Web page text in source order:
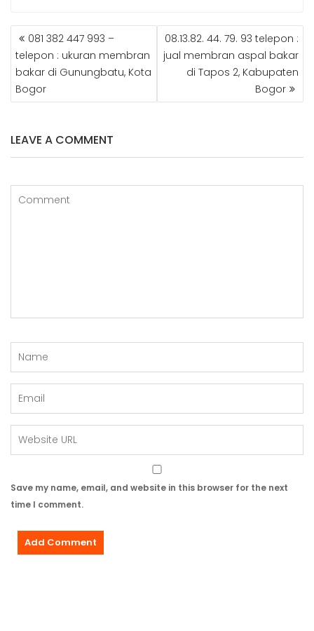
c
e
b
o
o
k
itt
e
r
g
g
e
r
t
r
e
st
k
e
dI
m
bl
r
POST
NAVIGATION
081 382 447 993 –
telepon : ukuran membran
bakar di Gunungbatu, Kota
Bogor
08.13.82. 44. 79. 93 telepon :
jual membran aspal bakar
di Tapos 2, Kabupaten
Bogor
LEAVE A COMMENT
Save my name, email, and website in this browser for the next
time I comment.